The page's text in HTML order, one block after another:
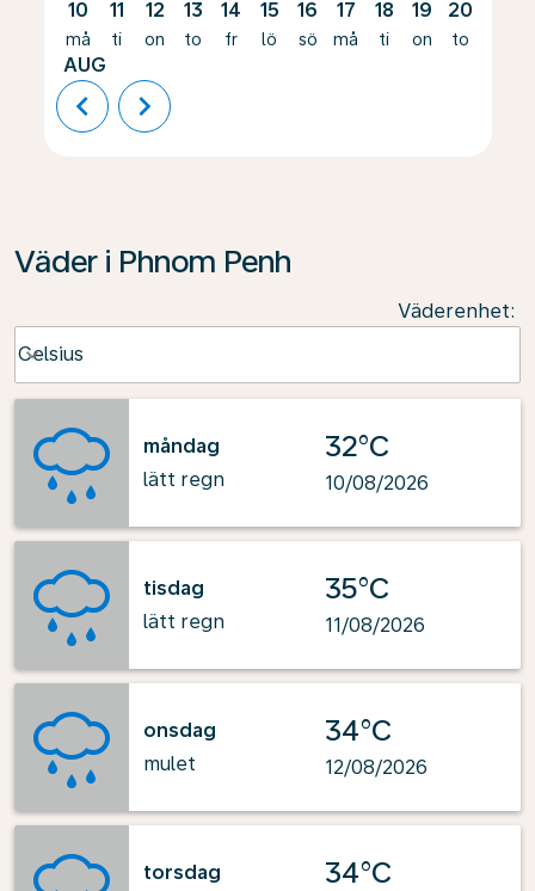
10
må
AUG
11
ti
12
on
13
to
14
fr
15
lö
16
sö
17
må
18
ti
19
on
20
to
chevron_left chevron_right
Väder i Phnom Penh
Väderenhet:
Celsius
keyboard_arrow_down
måndag
lätt regn
32°C
10/08/2026
tisdag
lätt regn
35°C
11/08/2026
onsdag
mulet
34°C
12/08/2026
torsdag
34°C